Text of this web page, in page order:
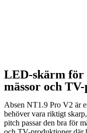
LED-skärm för
mässor och
Absen NT1.9 Pro V2 är
behöver vara riktigt
pitch passar den bra för